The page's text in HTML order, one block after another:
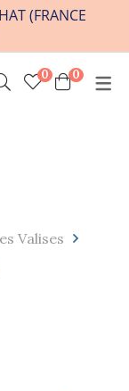
(FRANCE
0 0
Valises